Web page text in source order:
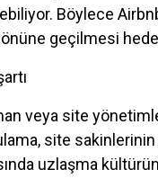
Böylece
önüne geçilmesi
veya site
site
uzlaşma